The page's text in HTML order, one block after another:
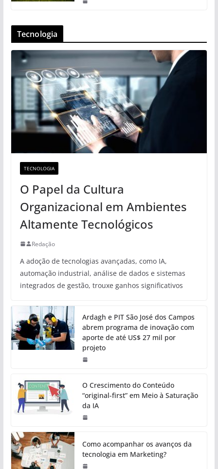
Tecnologia
TECNOLOGIA
O Papel da Cultura
Organizacional em Ambientes
Altamente Tecnológicos
Redação
A adoção de tecnologias avançadas, como IA,
automação industrial, análise de dados e sistemas
integrados de gestão, trouxe ganhos significativos
Ardagh e PIT São José dos Campos
abrem programa de inovação com
aporte de até US$ 27 mil por
projeto
O Crescimento do Conteúdo
“original-first” em Meio à Saturação
da IA
Como acompanhar os avanços da
tecnologia em Marketing?